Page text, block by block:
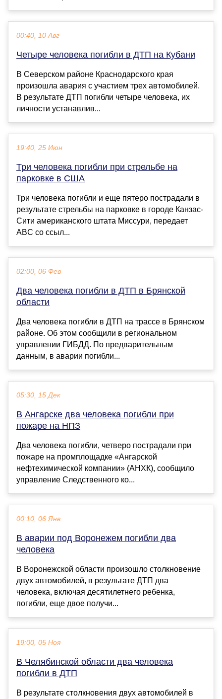
00:40, 10 Авг
Четыре человека погибли в ДТП на Кубани
В Северском районе Краснодарского края
произошла авария с участием трех автомобилей.
В результате ДТП погибли четыре человека, их
личности устанавлив...
19:40, 25 Июн
Три человека погибли при стрельбе на
парковке в США
Три человека погибли и еще пятеро пострадали в
результате стрельбы на парковке в городе Канзас-
Сити американского штата Миссури, передает
ABC со ссыл...
02:00, 06 Фев
Два человека погибли в ДТП в Брянской
области
Два человека погибли в ДТП на трассе в Брянском
районе. Об этом сообщили в региональном
управлении ГИБДД. По предварительным
данным, в аварии погибли...
05:30, 15 Дек
В Ангарске два человека погибли при
пожаре на НПЗ
Два человека погибли, четверо пострадали при
пожаре на промплощадке «Ангарской
нефтехимической компании» (АНХК), сообщило
управление Следственного ко...
00:10, 06 Янв
В аварии под Воронежем погибли два
человека
В Воронежской области произошло столкновение
двух автомобилей, в результате ДТП два
человека, включая десятилетнего ребенка,
погибли, еще двое получи...
19:00, 05 Ноя
В Челябинской области два человека
погибли в ДТП
В результате столкновения двух автомобилей в